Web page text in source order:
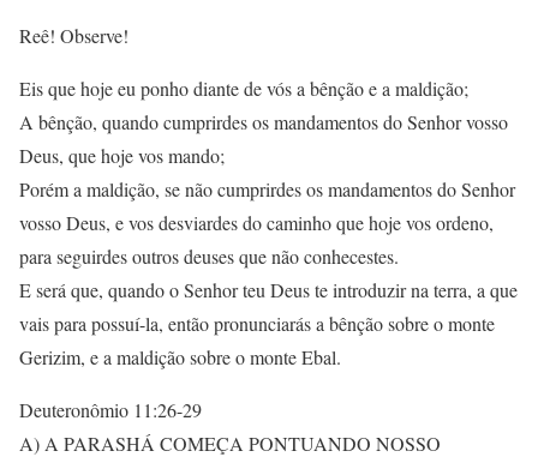
Reê! Observe!
Eis que hoje eu ponho diante de vós a bênção e a maldição;
A bênção, quando cumprirdes os mandamentos do Senhor vosso
Deus, que hoje vos mando;
Porém a maldição, se não cumprirdes os mandamentos do Senhor
vosso Deus, e vos desviardes do caminho que hoje vos ordeno,
para seguirdes outros deuses que não conhecestes.
E será que, quando o Senhor teu Deus te introduzir na terra, a que
vais para possuí-la, então pronunciarás a bênção sobre o monte
Gerizim, e a maldição sobre o monte Ebal.
Deuteronômio 11:26-29
A) A PARASHÁ COMEÇA PONTUANDO NOSSO